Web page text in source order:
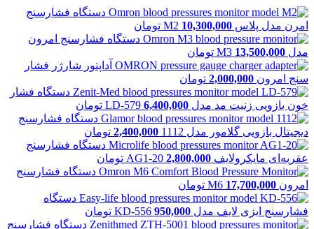
دستگاه فشارسنج
امرن مدل پلاس M2 10,300,000
تومان
دستگاه فشارسنج امرون
مدل M3 13,500,000
تومان
آداپتور شارژر فشار
سنج امرون 2,000,000 تومان
دستگاه فشار
خون بازویی زنیت مد مدل LD-579 6,400,000
تومان
دستگاه فشارسنج
دیجیتال بازویی گلامور مدل 1112
2,400,000 تومان
دستگاه فشارسنج
عقربه‌ای مایکرولایف AG1-20 2,800,000
تومان
دستگاه فشارسنج
امرون M6 17,700,000
تومان
دستگاه
فشارسنج ایزی لایف مدل KD-556 950,000
تومان
دستگاه فشارسنج